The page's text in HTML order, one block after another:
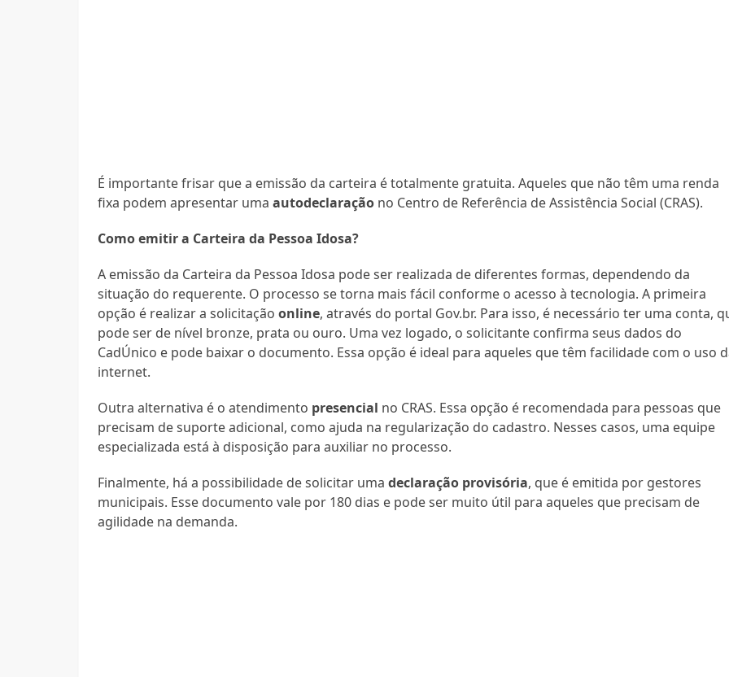
É importante frisar que a emissão da carteira é totalmente gratuita. Aqueles que não têm uma renda
fixa podem apresentar umaautodeclaração no Centro de Referência de Assistência Social (CRAS).
Como emitir a Carteira da Pessoa Idosa?
A emissão da Carteira da Pessoa Idosa pode ser realizada de diferentes formas, dependendo da
situação do requerente. O processo se torna mais fácil conforme o acesso à tecnologia. A primeira
opção é realizar a solicitaçãoonline, através do portal Gov.br. Para isso, é necessário ter uma conta,
pode ser de nível bronze, prata ou ouro. Uma vez logado, o solicitante confirma seus dados do
CadÚnico e pode baixar o documento. Essa opção é ideal para aqueles que têm facilidade com o uso
internet.
Outra alternativa é o atendimento presencial no CRAS. Essa opção é recomendada para pessoas que
precisam de suporte adicional, como ajuda na regularização do cadastro. Nesses casos, uma equipe
especializada está à disposição para auxiliar no processo.
Finalmente, há a possibilidade de solicitar umadeclaração provisória, que é emitida por gestores
municipais. Esse documento vale por 180 dias e pode ser muito útil para aqueles que precisam de
agilidade na demanda.